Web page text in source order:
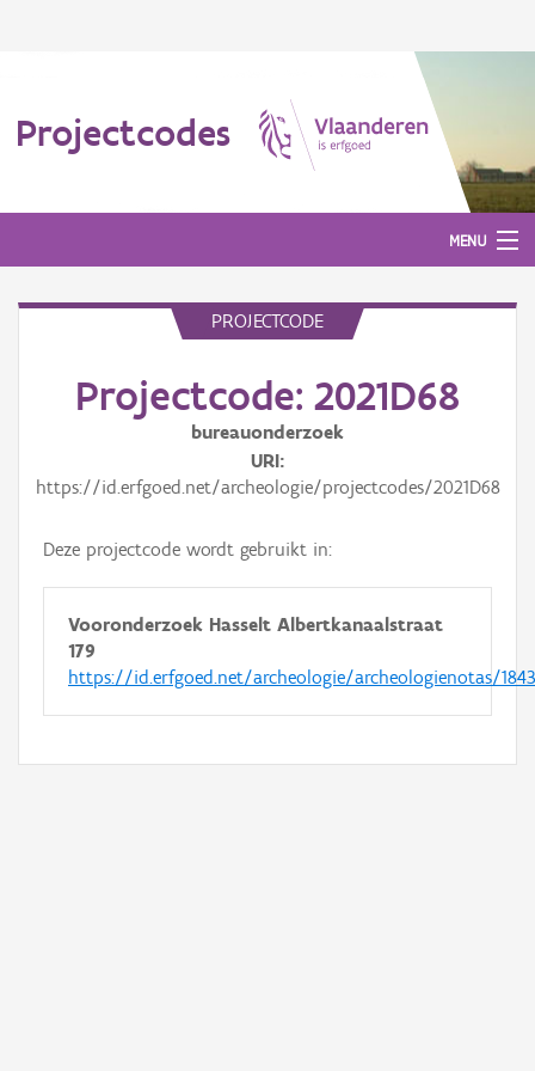
Projectcodes
MENU
PROJECTCODE
Projectcode: 2021D68
bureauonderzoek
URI
https://id.erfgoed.net/archeologie/projectcodes/2021D68
Deze projectcode wordt gebruikt in:
Vooronderzoek Hasselt Albertkanaalstraat
179
https://id.erfgoed.net/archeologie/archeologienotas/